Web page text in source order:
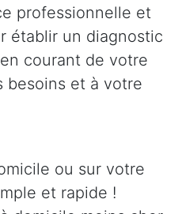
professionnelle et
établir un diagnostic
courant de votre
besoins et à votre
ou sur votre
et rapide !